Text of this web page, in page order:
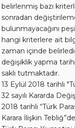
belirlenmiş bazı
sonradan
bulunmayacağını
hangi kriterlere ait
zaman içinde
değişiklik yapma
saklı tutmaktadır.
13 Eylül 2018 tarihli
32 sayılı Kararda
2018 tarihli “Türk
Karara İlişkin